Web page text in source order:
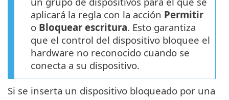
aplicará la regla con la acción Permitir
o Bloquear escritura. Esto garantiza
que el control del dispositivo bloquee el
hardware no reconocido cuando se
conecta a su dispositivo.
Si se inserta un dispositivo bloqueado por una